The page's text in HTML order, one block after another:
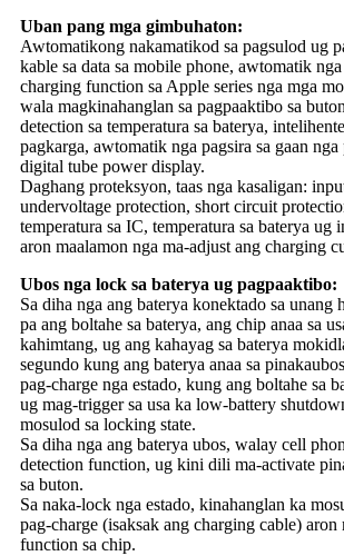
Uban pang mga gimbuhaton:
Awtomatikong nakamatikod sa pagsulod ug
kable sa data sa mobile phone, awtomatik
charging function sa Apple series nga mga
wala magkinahanglan sa pagpaaktibo sa
detection sa temperatura sa baterya,
pagkarga, awtomatik nga pagsira sa gaan
digital tube power display.
Daghang proteksyon, taas nga kasaligan:
undervoltage protection, short circuit
temperatura sa IC, temperatura sa baterya ug
aron maalamon nga ma-adjust ang charging
Ubos nga lock sa baterya ug pagpaaktibo:
Sa diha nga ang baterya konektado sa unang
pa ang boltahe sa baterya, ang chip anaa sa
kahimtang, ug ang kahayag sa baterya
segundo kung ang baterya anaa sa
pag-charge nga estado, kung ang boltahe sa
ug mag-trigger sa usa ka low-battery
mosulod sa locking state.
Sa diha nga ang baterya ubos, walay cell
detection function, ug kini dili ma-activate
sa buton.
Sa naka-lock nga estado, kinahanglan ka
pag-charge (isaksak ang charging cable) aron
function sa chip.